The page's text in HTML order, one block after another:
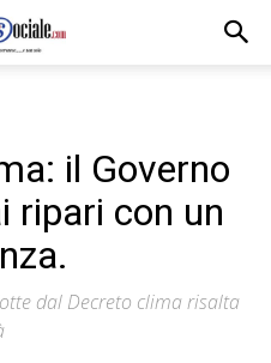
il Governo
ripari con un
dal Decreto clima risalta